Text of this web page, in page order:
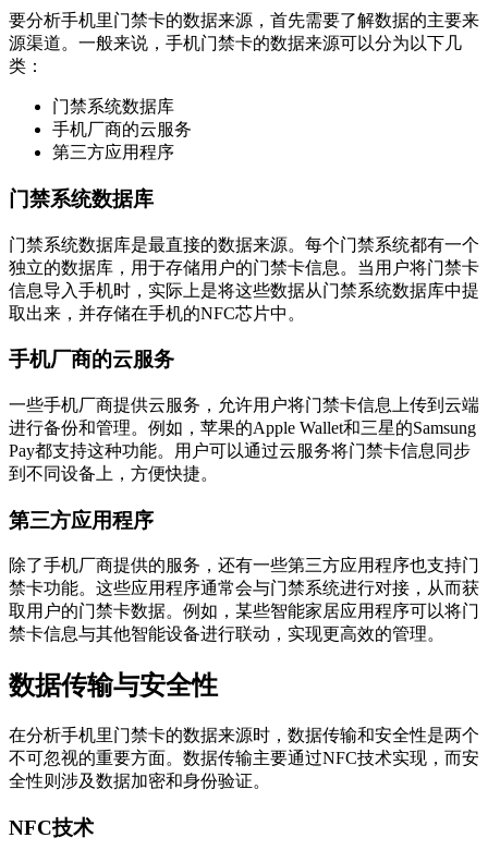
要分析手机里门禁卡的数据来源，首先需要了解数据的主要来
源渠道。一般来说，手机门禁卡的数据来源可以分为以下几
类：
门禁系统数据库
手机厂商的云服务
第三方应用程序
门禁系统数据库
门禁系统数据库是最直接的数据来源。每个门禁系统都有一个
独立的数据库，用于存储用户的门禁卡信息。当用户将门禁卡
信息导入手机时，实际上是将这些数据从门禁系统数据库中提
取出来，并存储在手机的NFC芯片中。
手机厂商的云服务
一些手机厂商提供云服务，允许用户将门禁卡信息上传到云端
进行备份和管理。例如，苹果的Apple Wallet和三星的Samsung
Pay都支持这种功能。用户可以通过云服务将门禁卡信息同步
到不同设备上，方便快捷。
第三方应用程序
除了手机厂商提供的服务，还有一些第三方应用程序也支持门
禁卡功能。这些应用程序通常会与门禁系统进行对接，从而获
取用户的门禁卡数据。例如，某些智能家居应用程序可以将门
禁卡信息与其他智能设备进行联动，实现更高效的管理。
数据传输与安全性
在分析手机里门禁卡的数据来源时，数据传输和安全性是两个
不可忽视的重要方面。数据传输主要通过NFC技术实现，而安
全性则涉及数据加密和身份验证。
NFC技术